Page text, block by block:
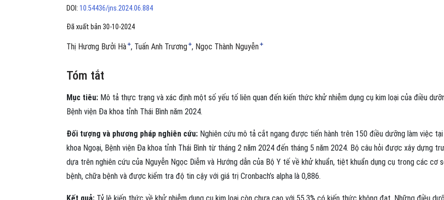
DOI: 10.54436/jns.2024.06.884
Đã xuất bản 30-10-2024
Thị Hương Bưởi Hà+ Tuấn Anh Trương+ Ngọc Thành Nguyễn+
Tóm tắt
Mục tiêu: Mô tả thực trạng và xác định một số yếu tố liên quan đến kiến thức khử nhiễm dụng cụ kim loại của điều
Bệnh viện Đa khoa tỉnh Thái Bình năm 2024.
Đối tượng và phương pháp nghiên cứu: Nghiên cứu mô tả cắt ngang được tiến hành trên 150 điều dưỡng làm việc
khoa Ngoại, Bệnh viện Đa khoa tỉnh Thái Bình từ tháng 2 năm 2024 đến tháng 5 năm 2024. Bộ câu hỏi được xây dựng
dựa trên nghiên cứu của Nguyễn Ngọc Diễm và Hướng dẫn của Bộ Y tế về khử khuẩn, tiệt khuẩn dụng cụ trong các cơ
bệnh, chữa bệnh và được kiểm tra độ tin cậy với giá trị Cronbach’s alpha là 0,886.